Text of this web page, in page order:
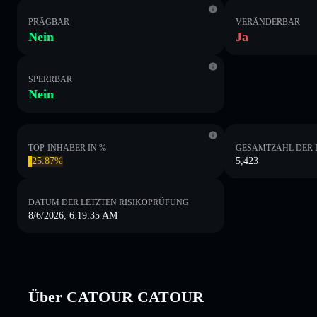
PRÄGBAR
Nein
VERÄNDERBAR
Ja
SPERRBAR
Nein
TOP-INHABER IN %
25.87%
GESAMTZAHL DER
5,423
DATUM DER LETZTEN RISIKOPRÜFUNG
8/6/2026, 6:19:35 AM
Über CATOUR CATOUR